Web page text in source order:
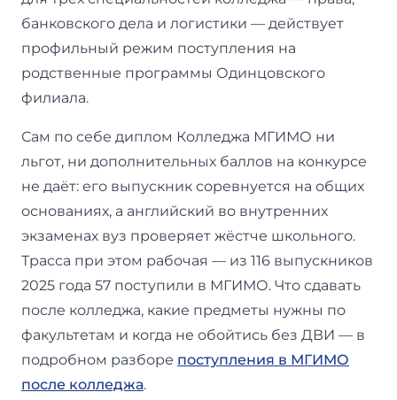
банковского дела и логистики — действует
профильный режим поступления на
родственные программы Одинцовского
филиала.
Сам по себе диплом Колледжа МГИМО ни
льгот, ни дополнительных баллов на конкурсе
не даёт: его выпускник соревнуется на общих
основаниях, а английский во внутренних
экзаменах вуз проверяет жёстче школьного.
Трасса при этом рабочая — из 116 выпускников
2025 года 57 поступили в МГИМО. Что сдавать
после колледжа, какие предметы нужны по
факультетам и когда не обойтись без ДВИ — в
подробном разборе поступления в МГИМО
после колледжа.